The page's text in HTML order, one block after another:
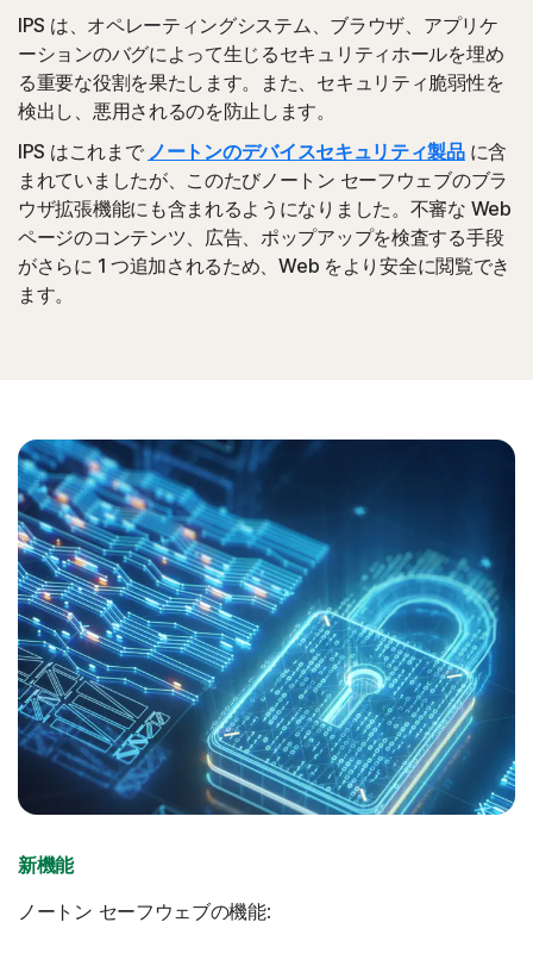
IPS は、オペレーティングシステム、ブラウザ、アプリケ
ーションのバグによって生じるセキュリティホールを埋め
る重要な役割を果たします。また、セキュリティ脆弱性を
検出し、悪用されるのを防止します。
IPS はこれまで ノートンのデバイスセキュリティ製品に含
まれていましたが、このたびノートン セーフウェブのブラ
ウザ拡張機能にも含まれるようになりました。不審な Web
ページのコンテンツ、広告、ポップアップを検査する手段
がさらに 1 つ追加されるため、Web をより安全に閲覧でき
ます。
新機能
ノートン セーフウェブの機能: